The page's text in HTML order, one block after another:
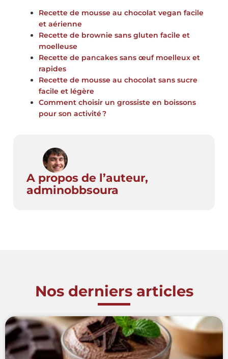
Recette de mousse au chocolat vegan facile
et aérienne
Recette de brownie sans gluten facile et
moelleuse
Recette de pancakes sans œuf moelleux et
rapides
Recette de mousse au chocolat sans sucre
facile et légère
Comment choisir un grossiste en boissons
pour son activité ?
A propos de l’auteur,
adminobbsoura
Nos derniers articles